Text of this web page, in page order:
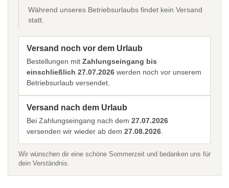
Während unseres Betriebsurlaubs findet kein Versand
statt.
Versand noch vor dem Urlaub
Bestellungen mit Zahlungseingang bis
einschließlich 27.07.2026 werden noch vor unserem
Betriebsurlaub versendet.
Versand nach dem Urlaub
Bei Zahlungseingang nach dem 27.07.2026
versenden wir wieder ab dem 27.08.2026
Wir wünschen dir eine schöne Sommerzeit und bedanken uns für
dein Verständnis.